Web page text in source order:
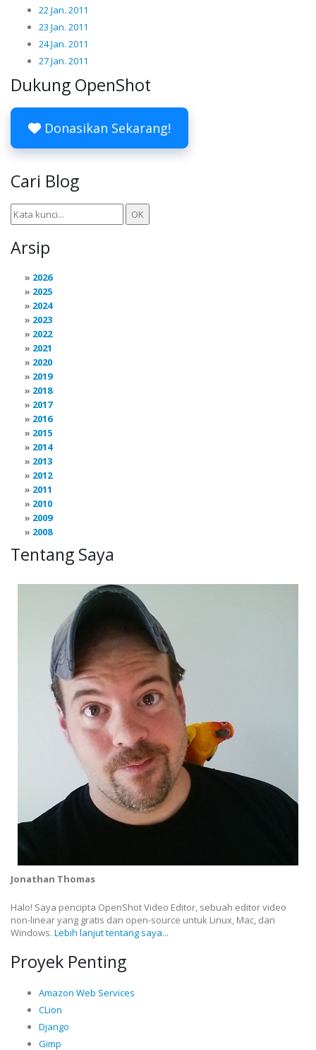
22 Jan. 2011
23 Jan. 2011
24 Jan. 2011
27 Jan. 2011
Dukung OpenShot
Donasikan Sekarang!
Cari Blog
Arsip
2026
2025
2024
2023
2022
2021
2020
2019
2018
2017
2016
2015
2014
2013
2012
2011
2010
2009
2008
Tentang Saya
Jonathan Thomas
Halo! Saya pencipta OpenShot Video Editor, sebuah editor video
non-linear yang gratis dan open-source untuk Linux, Mac, dan
Windows. Lebih lanjut tentang saya...
Proyek Penting
Amazon Web Services
CLion
Django
Gimp